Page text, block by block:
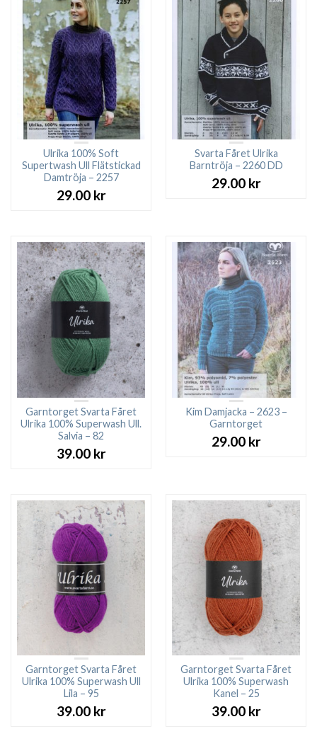
Ulrika 100% Soft
Supertwash Ull Flätstickad
Damtröja – 2257
29.00 kr
Svarta Fåret Ulrika
Barntröja – 2260 DD
29.00 kr
Garntorget Svarta Fåret
Ulrika 100% Superwash Ull.
Salvia – 82
39.00 kr
Kim Damjacka – 2623 –
Garntorget
29.00 kr
Garntorget Svarta Fåret
Ulrika 100% Superwash Ull
Lila – 95
39.00 kr
Garntorget Svarta Fåret
Ulrika 100% Superwash
Kanel – 25
39.00 kr